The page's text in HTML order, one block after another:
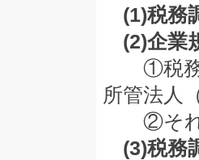
(1)税務
(2)企業
①税務署
所管法人
②それ
(3)税務